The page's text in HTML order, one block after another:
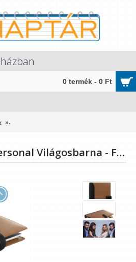
0 termék - 0 Ft
Filofax Nappa Personal Világosbarna - Fekete